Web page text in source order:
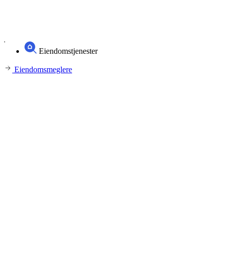
Eiendomstjenester
Eiendomsmeglere